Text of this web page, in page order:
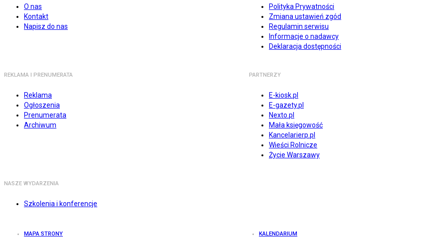
O nas
Kontakt
Napisz do nas
Polityka Prywatności
Zmiana ustawień zgód
Regulamin serwisu
Informacje o nadawcy
Deklaracja dostępności
REKLAMA I PRENUMERATA
Reklama
Ogłoszenia
Prenumerata
Archiwum
PARTNERZY
E-kiosk.pl
E-gazety.pl
Nexto.pl
Mała księgowość
Kancelarierp.pl
Wieści Rolnicze
Życie Warszawy
NASZE WYDARZENIA
Szkolenia i konferencje
MAPA STRONY KALENDARIUM